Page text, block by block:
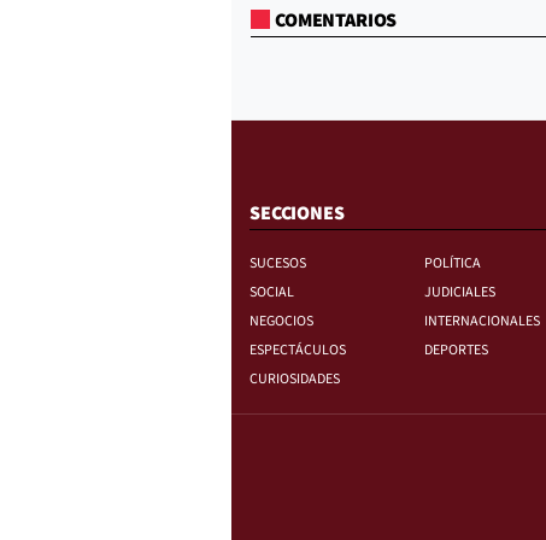
COMENTARIOS
SECCIONES
SUCESOS
POLÍTICA
SOCIAL
JUDICIALES
NEGOCIOS
INTERNACIONALES
ESPECTÁCULOS
DEPORTES
CURIOSIDADES